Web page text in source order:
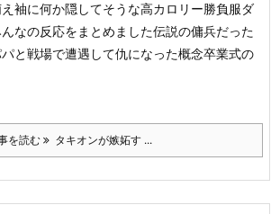
袖に何か隠してそうな高カロリー勝負服ダ
なの反応をまとめました伝説の傭兵だった
と戦場で遭遇して仇になった概念卒業式の
を読む タキオンが嫉妬す ...